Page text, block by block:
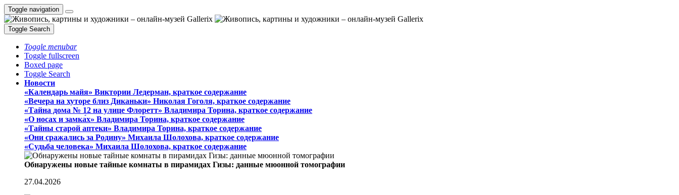
Toggle navigation
Toggle Search
Toggle menubar
Toggle fullscreen
Boxed page
Toggle Search
Новости
«Календарь майя» Виктории Ледерман, краткое содержание
«Вечера на хуторе близ Диканьки» Николая Гоголя, краткое содержание
«Тайна дома № 12 на улице Флоретт» Владимира Торина, краткое содержание
«О носах и замка́х» Владимира Торина, краткое содержание
«Тайны старой аптеки» Владимира Торина, краткое содержание
«Они сражались за Родину» Михаила Шолохова, краткое содержание
«Судьба человека» Михаила Шолохова, краткое содержание
Обнаружены новые тайные комнаты в пирамидах Гизы: данные мюонной томографии
27.04.2026